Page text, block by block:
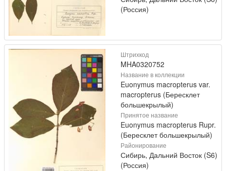
(Россия)
Штрихкод
MHA0320752
Название в коллекции
Euonymus macropterus var.
macropterus (Бересклет
большекрылый)
Принятое название
Euonymus macropterus Rupr.
(Бересклет большекрылый)
Районирование
Сибирь, Дальний Восток (S6)
(Россия)